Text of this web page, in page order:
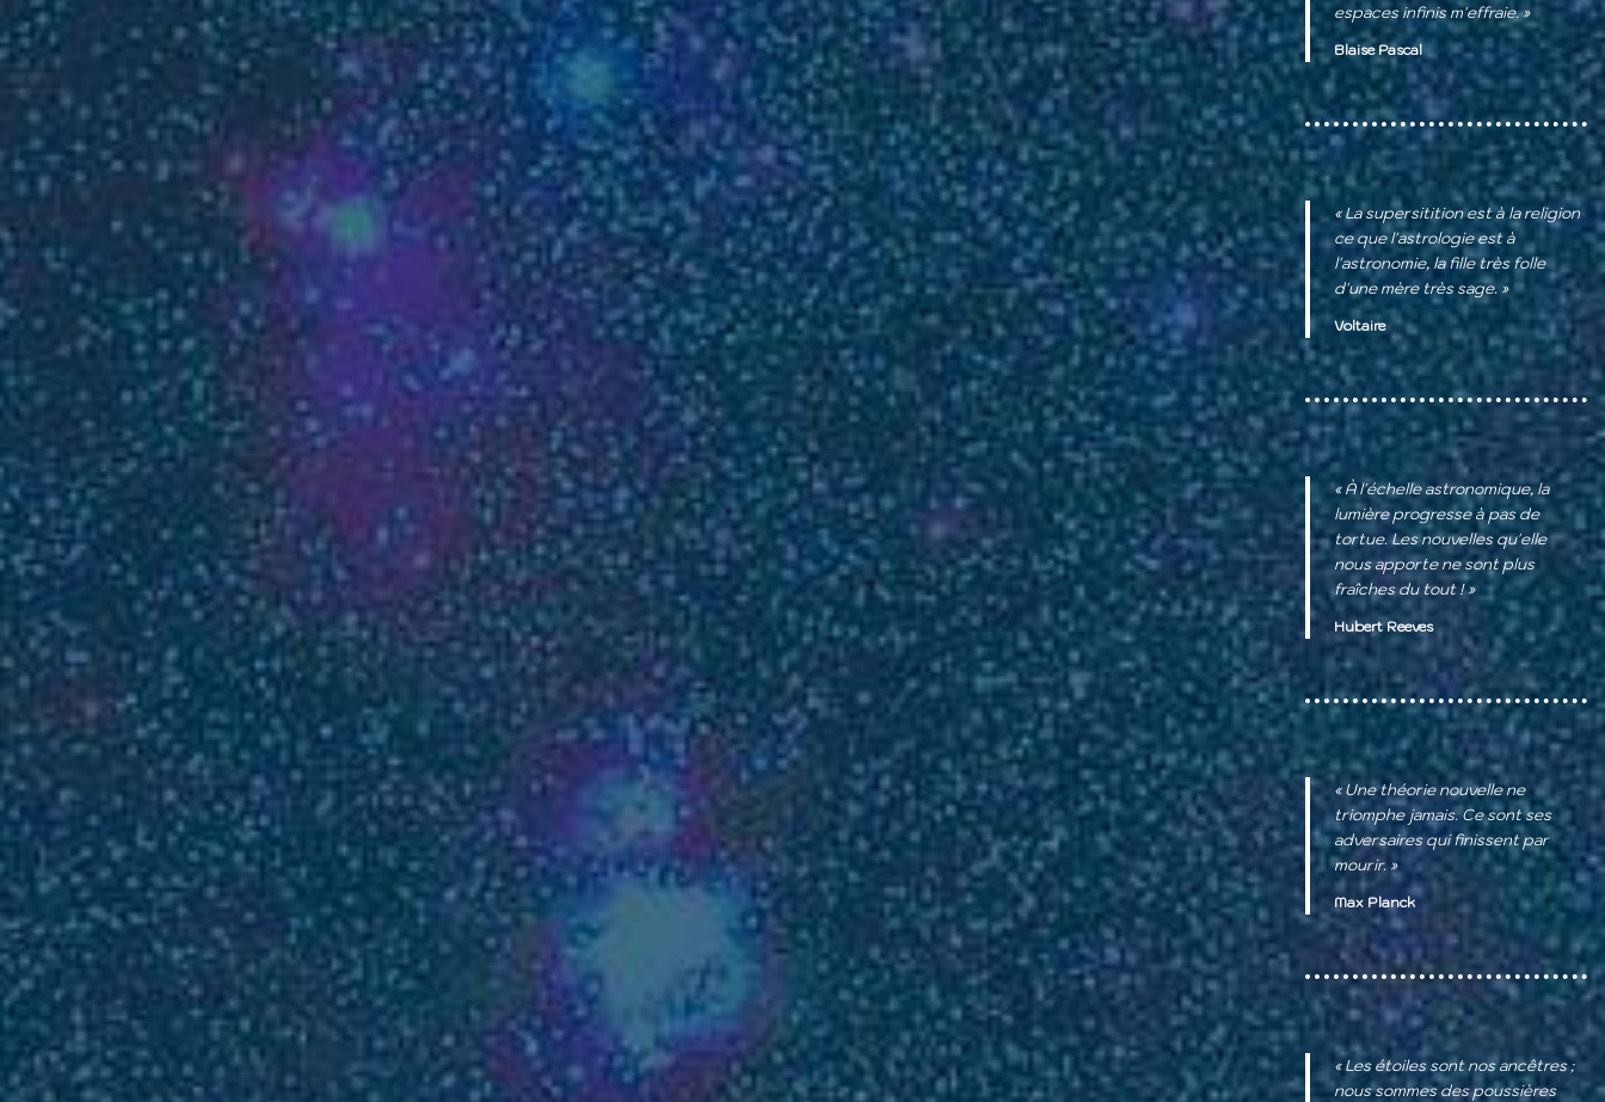
espaces infinis m'effraie. »
Blaise Pascal
« La supersitition est à la religion
ce que l'astrologie est à
l'astronomie, la fille très folle
d'une mère très sage. »
Voltaire
« À l'échelle astronomique, la
lumière progresse à pas de
tortue. Les nouvelles qu'elle
nous apporte ne sont plus
fraîches du tout ! »
Hubert Reeves
« Une théorie nouvelle ne
triomphe jamais. Ce sont ses
adversaires qui finissent par
mourir. »
Max Planck
« Les étoiles sont nos ancêtres ;
nous sommes des poussières